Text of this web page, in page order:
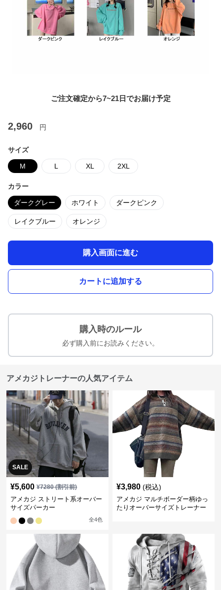
ご注文確定から7~21日でお届け予定
2,960 円
サイズ
M L XL 2XL
カラー
ダークグレー ホワイト ダークピンク
レイクブルー オレンジ
購入画面に進む
カートに追加する
購入時のルール
必ず購入前にお読みください。
アメカジトレーナーの人気アイテム
SALE
¥5,600 ¥7280(割引前)
アメカジ ストリート系オーバー
サイズパーカー
全4色
¥3,980 (税込)
アメカジ マルチボーダー柄ゆっ
たりオーバーサイズトレーナー